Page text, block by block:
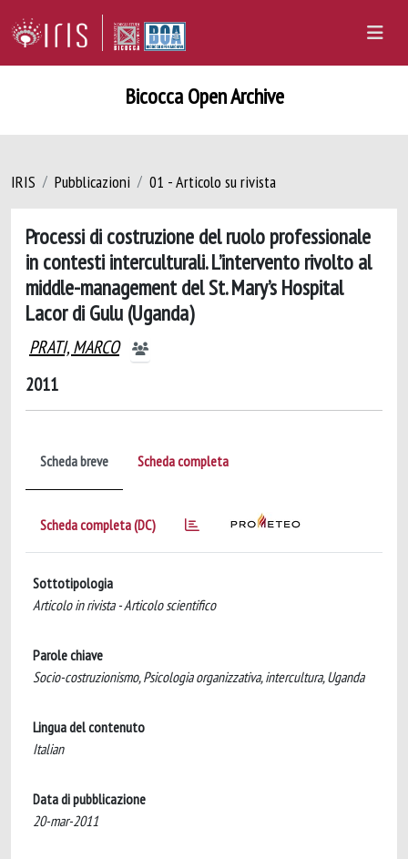
Bicocca Open Archive
IRIS Pubblicazioni 01 - Articolo su rivista
Processi di costruzione del ruolo professionale
in contesti interculturali. L’intervento rivolto al
middle-management del St. Mary’s Hospital
Lacor di Gulu (Uganda)
PRATI, MARCO
2011
Scheda breve Scheda completa
Scheda completa (DC)
Sottotipologia
Articolo in rivista - Articolo scientifico
Parole chiave
Socio-costruzionismo, Psicologia organizzativa, intercultura, Uganda
Lingua del contenuto
Italian
Data di pubblicazione
20-mar-2011